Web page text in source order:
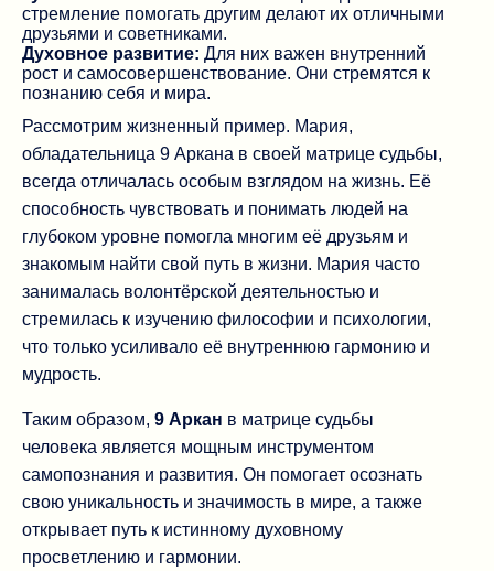
стремление помогать другим делают их отличными
друзьями и советниками.
Духовное развитие: Для них важен внутренний
рост и самосовершенствование. Они стремятся к
познанию себя и мира.
Рассмотрим жизненный пример. Мария,
обладательница 9 Аркана в своей матрице судьбы,
всегда отличалась особым взглядом на жизнь. Её
способность чувствовать и понимать людей на
глубоком уровне помогла многим её друзьям и
знакомым найти свой путь в жизни. Мария часто
занималась волонтёрской деятельностью и
стремилась к изучению философии и психологии,
что только усиливало её внутреннюю гармонию и
мудрость.
Таким образом, 9 Аркан в матрице судьбы
человека является мощным инструментом
самопознания и развития. Он помогает осознать
свою уникальность и значимость в мире, а также
открывает путь к истинному духовному
просветлению и гармонии.